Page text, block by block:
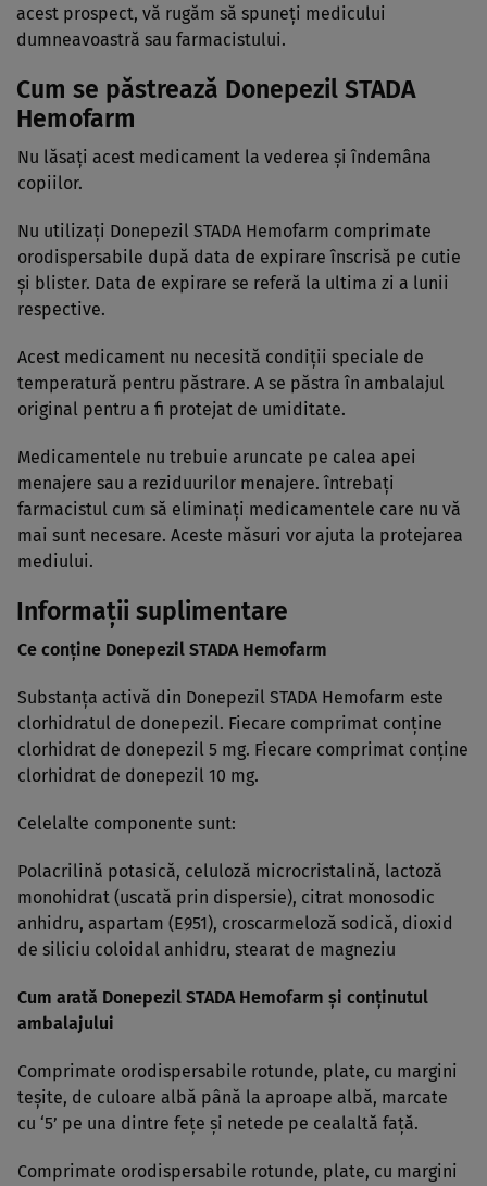
acest prospect, vă rugăm să spuneţi medicului
dumneavoastră sau farmacistului.
Cum se păstrează Donepezil STADA
Hemofarm
Nu lăsaţi acest medicament la vederea şi îndemâna
copiilor.
Nu utilizaţi Donepezil STADA Hemofarm comprimate
orodispersabile după data de expirare înscrisă pe cutie
şi blister. Data de expirare se referă la ultima zi a lunii
respective.
Acest medicament nu necesită condiţii speciale de
temperatură pentru păstrare. A se păstra în ambalajul
original pentru a fi protejat de umiditate.
Medicamentele nu trebuie aruncate pe calea apei
menajere sau a reziduurilor menajere. întrebaţi
farmacistul cum să eliminaţi medicamentele care nu vă
mai sunt necesare. Aceste măsuri vor ajuta la protejarea
mediului.
Informaţii suplimentare
Ce conţine Donepezil STADA Hemofarm
Substanţa activă din Donepezil STADA Hemofarm este
clorhidratul de donepezil. Fiecare comprimat conţine
clorhidrat de donepezil 5 mg. Fiecare comprimat conţine
clorhidrat de donepezil 10 mg.
Celelalte componente sunt:
Polacrilină potasică, celuloză microcristalină, lactoză
monohidrat (uscată prin dispersie), citrat monosodic
anhidru, aspartam (E951), croscarmeloză sodică, dioxid
de siliciu coloidal anhidru, stearat de magneziu
Cum arată Donepezil STADA Hemofarm şi conţinutul
ambalajului
Comprimate orodispersabile rotunde, plate, cu margini
teşite, de culoare albă până la aproape albă, marcate
cu ‘5’ pe una dintre feţe şi netede pe cealaltă faţă.
Comprimate orodispersabile rotunde, plate, cu margini